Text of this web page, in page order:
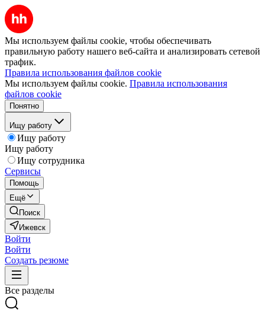
Мы используем файлы cookie, чтобы обеспечивать
правильную работу нашего веб-сайта и анализировать сетевой
трафик.
Правила использования файлов cookie
Мы используем файлы cookie. Правила использования
файлов cookie
Понятно
Ищу работу
Ищу работу
Ищу работу
Ищу сотрудника
Сервисы
Помощь
Ещё
Поиск
Ижевск
Войти
Войти
Создать резюме
Все разделы